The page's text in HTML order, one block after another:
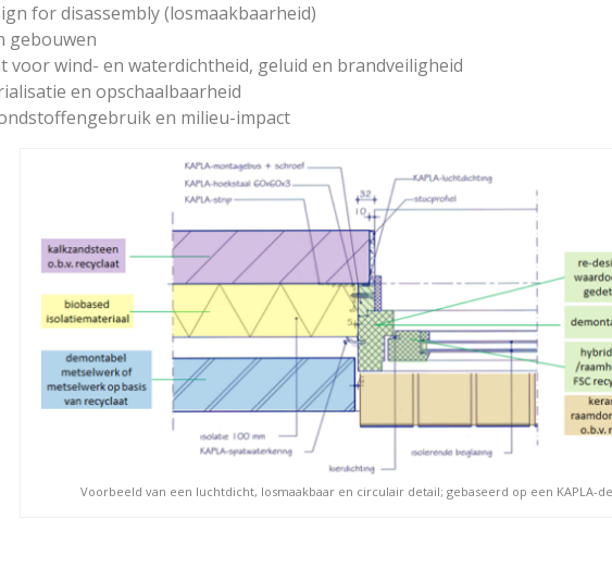
for disassembly (losmaakbaarheid)
gebouwen
wind- en waterdichtheid, geluid en brandveiligheid
en opschaalbaarheid
en milieu-impact
Voorbeeld van een luchtdicht, losmaakbaar en circulair detail; gebaseerd op een KAPLA-